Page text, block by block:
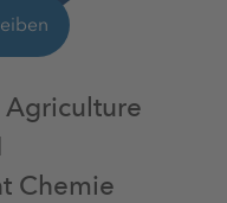
Agriculture
Chemie